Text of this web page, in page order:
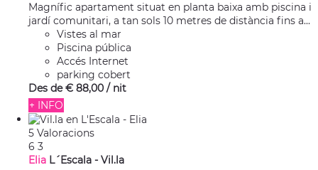
Magnífic apartament situat en planta baixa amb piscina i
jardí comunitari, a tan sols 10 metres de distància fins a...
Vistes al mar
Piscina pública
Accés Internet
parking cobert
Des de € 88,00 / nit
+ INFO
5 Valoracions
6 3
Elia L´Escala - Vil.la